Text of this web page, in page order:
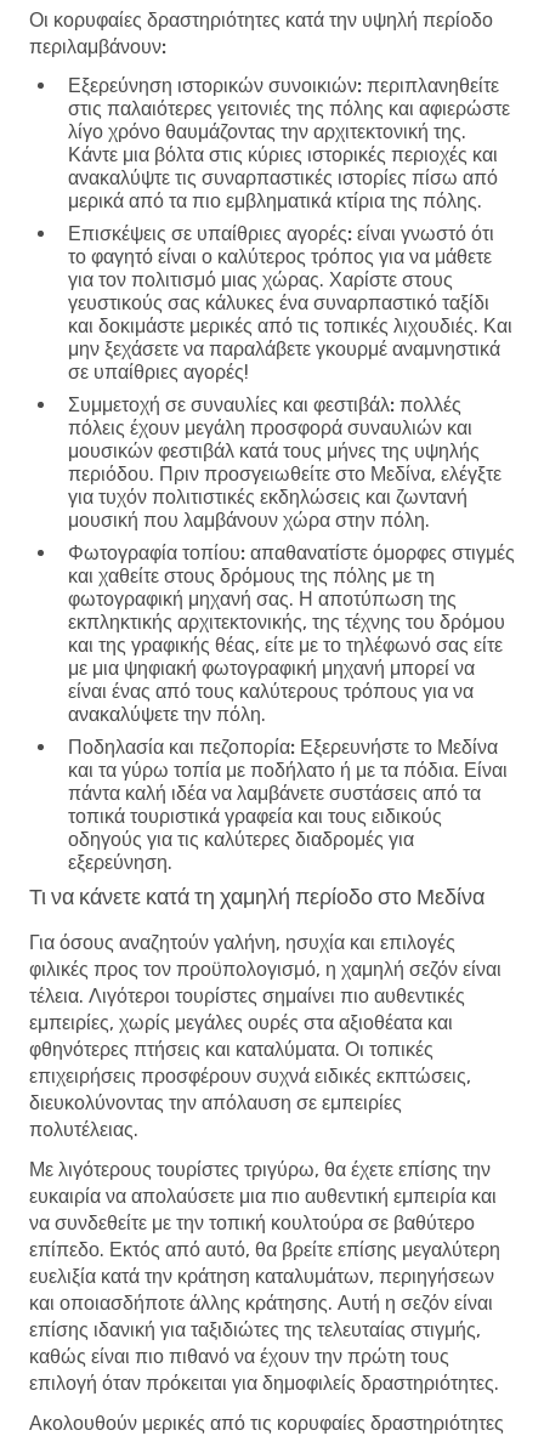
Οι κορυφαίες δραστηριότητες κατά την υψηλή περίοδο
περιλαμβάνουν:
Εξερεύνηση ιστορικών συνοικιών: περιπλανηθείτε
στις παλαιότερες γειτονιές της πόλης και αφιερώστε
λίγο χρόνο θαυμάζοντας την αρχιτεκτονική της.
Κάντε μια βόλτα στις κύριες ιστορικές περιοχές και
ανακαλύψτε τις συναρπαστικές ιστορίες πίσω από
μερικά από τα πιο εμβληματικά κτίρια της πόλης.
Επισκέψεις σε υπαίθριες αγορές: είναι γνωστό ότι
το φαγητό είναι ο καλύτερος τρόπος για να μάθετε
για τον πολιτισμό μιας χώρας. Χαρίστε στους
γευστικούς σας κάλυκες ένα συναρπαστικό ταξίδι
και δοκιμάστε μερικές από τις τοπικές λιχουδιές. Και
μην ξεχάσετε να παραλάβετε γκουρμέ αναμνηστικά
σε υπαίθριες αγορές!
Συμμετοχή σε συναυλίες και φεστιβάλ: πολλές
πόλεις έχουν μεγάλη προσφορά συναυλιών και
μουσικών φεστιβάλ κατά τους μήνες της υψηλής
περιόδου. Πριν προσγειωθείτε στο Μεδίνα, ελέγξτε
για τυχόν πολιτιστικές εκδηλώσεις και ζωντανή
μουσική που λαμβάνουν χώρα στην πόλη.
Φωτογραφία τοπίου: απαθανατίστε όμορφες στιγμές
και χαθείτε στους δρόμους της πόλης με τη
φωτογραφική μηχανή σας. Η αποτύπωση της
εκπληκτικής αρχιτεκτονικής, της τέχνης του δρόμου
και της γραφικής θέας, είτε με το τηλέφωνό σας είτε
με μια ψηφιακή φωτογραφική μηχανή μπορεί να
είναι ένας από τους καλύτερους τρόπους για να
ανακαλύψετε την πόλη.
Ποδηλασία και πεζοπορία: Εξερευνήστε το Μεδίνα
και τα γύρω τοπία με ποδήλατο ή με τα πόδια. Είναι
πάντα καλή ιδέα να λαμβάνετε συστάσεις από τα
τοπικά τουριστικά γραφεία και τους ειδικούς
οδηγούς για τις καλύτερες διαδρομές για
εξερεύνηση.
Τι να κάνετε κατά τη χαμηλή περίοδο στο Μεδίνα
Για όσους αναζητούν γαλήνη, ησυχία και επιλογές
φιλικές προς τον προϋπολογισμό, η χαμηλή σεζόν είναι
τέλεια. Λιγότεροι τουρίστες σημαίνει πιο αυθεντικές
εμπειρίες, χωρίς μεγάλες ουρές στα αξιοθέατα και
φθηνότερες πτήσεις και καταλύματα. Οι τοπικές
επιχειρήσεις προσφέρουν συχνά ειδικές εκπτώσεις,
διευκολύνοντας την απόλαυση σε εμπειρίες
πολυτέλειας.
Με λιγότερους τουρίστες τριγύρω, θα έχετε επίσης την
ευκαιρία να απολαύσετε μια πιο αυθεντική εμπειρία και
να συνδεθείτε με την τοπική κουλτούρα σε βαθύτερο
επίπεδο. Εκτός από αυτό, θα βρείτε επίσης μεγαλύτερη
ευελιξία κατά την κράτηση καταλυμάτων, περιηγήσεων
και οποιασδήποτε άλλης κράτησης. Αυτή η σεζόν είναι
επίσης ιδανική για ταξιδιώτες της τελευταίας στιγμής,
καθώς είναι πιο πιθανό να έχουν την πρώτη τους
επιλογή όταν πρόκειται για δημοφιλείς δραστηριότητες.
Ακολουθούν μερικές από τις κορυφαίες δραστηριότητες